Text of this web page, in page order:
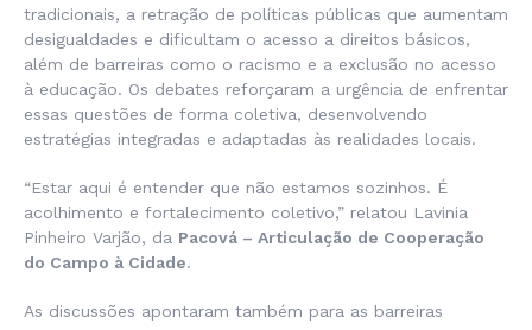
tradicionais, a retração de políticas públicas que aumentam
desigualdades e dificultam o acesso a direitos básicos,
além de barreiras como o racismo e a exclusão no acesso
à educação. Os debates reforçaram a urgência de enfrentar
essas questões de forma coletiva, desenvolvendo
estratégias integradas e adaptadas às realidades locais.
“Estar aqui é entender que não estamos sozinhos. É
acolhimento e fortalecimento coletivo,” relatou Lavinia
Pinheiro Varjão, da Pacová – Articulação de Cooperação
do Campo à Cidade.
As discussões apontaram também para as barreiras